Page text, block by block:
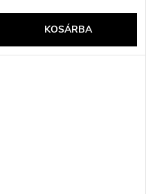
KOSÁRBA